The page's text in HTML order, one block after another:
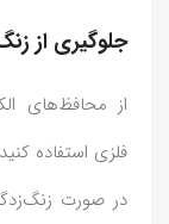
جلوگیری از
از محافظ‌های
فلزی استفاده
در صورت